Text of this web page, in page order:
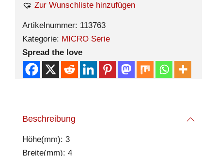
Zur Wunschliste hinzufügen
Artikelnummer: 113763
Kategorie: MICRO Serie
Spread the love
Beschreibung
Höhe(mm): 3
Breite(mm): 4